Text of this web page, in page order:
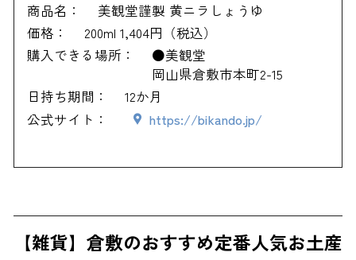
商品名：
美観堂謹製 黄ニラしょうゆ
価格：
200ml 1,404円（税込）
購入できる場所：
●美観堂
岡山県倉敷市本町2-15
日持ち期間：
12か月
公式サイト：
https://bikando.jp/
【雑貨】倉敷のおすすめ定番人気お土産